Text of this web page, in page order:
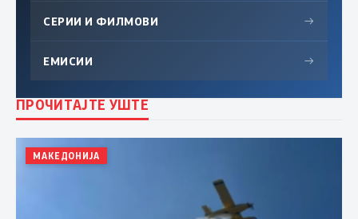
СЕРИИ И ФИЛМОВИ →
ЕМИСИИ →
ПРОЧИТАЈТЕ УШТЕ
МАКЕДОНИЈА